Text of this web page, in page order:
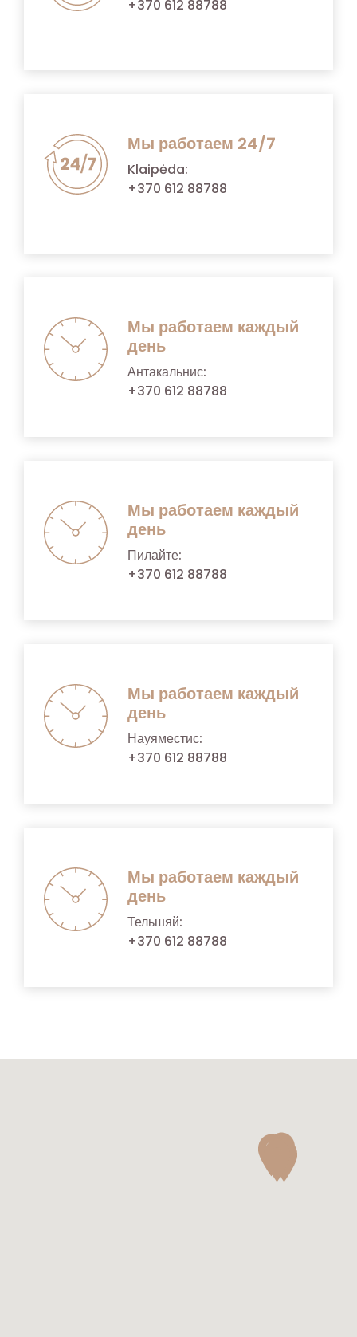
+370 612 88788
Мы работаем 24/7
Klaipėda:
+370 612 88788
Мы работаем каждый
день
Антакальнис:
+370 612 88788
Мы работаем каждый
день
Пилайте:
+370 612 88788
Мы работаем каждый
день
Науяместис:
+370 612 88788
Мы работаем каждый
день
Тельшяй:
+370 612 88788